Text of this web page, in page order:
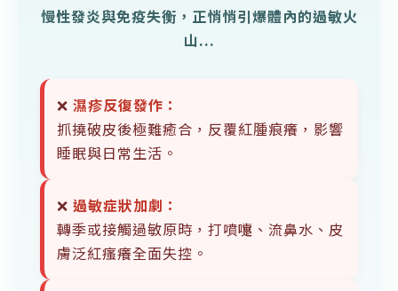
慢性發炎與免疫失衡，正悄悄引爆體內的過敏火
山...
❌ 濕疹反復發作：
抓撓破皮後極難癒合，反覆紅腫痕癢，影響
睡眠與日常生活。
❌ 過敏症狀加劇：
轉季或接觸過敏原時，打噴嚏、流鼻水、皮
膚泛紅瘙癢全面失控。